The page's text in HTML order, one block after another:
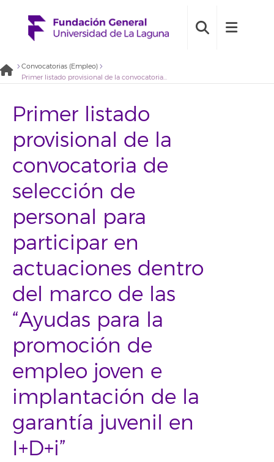
Convocatorias (Empleo)
Primer listado provisional de la convocatoria de selección de personal para participar en actuaciones dentro del marco de las “Ayudas para la promoción de empleo joven e implantación de la garantía juvenil en I+D+i”
Primer listado
provisional de la
convocatoria de
selección de
personal para
participar en
actuaciones dentro
del marco de las
“Ayudas para la
promoción de
empleo joven e
implantación de la
garantía juvenil en
I+D+i”